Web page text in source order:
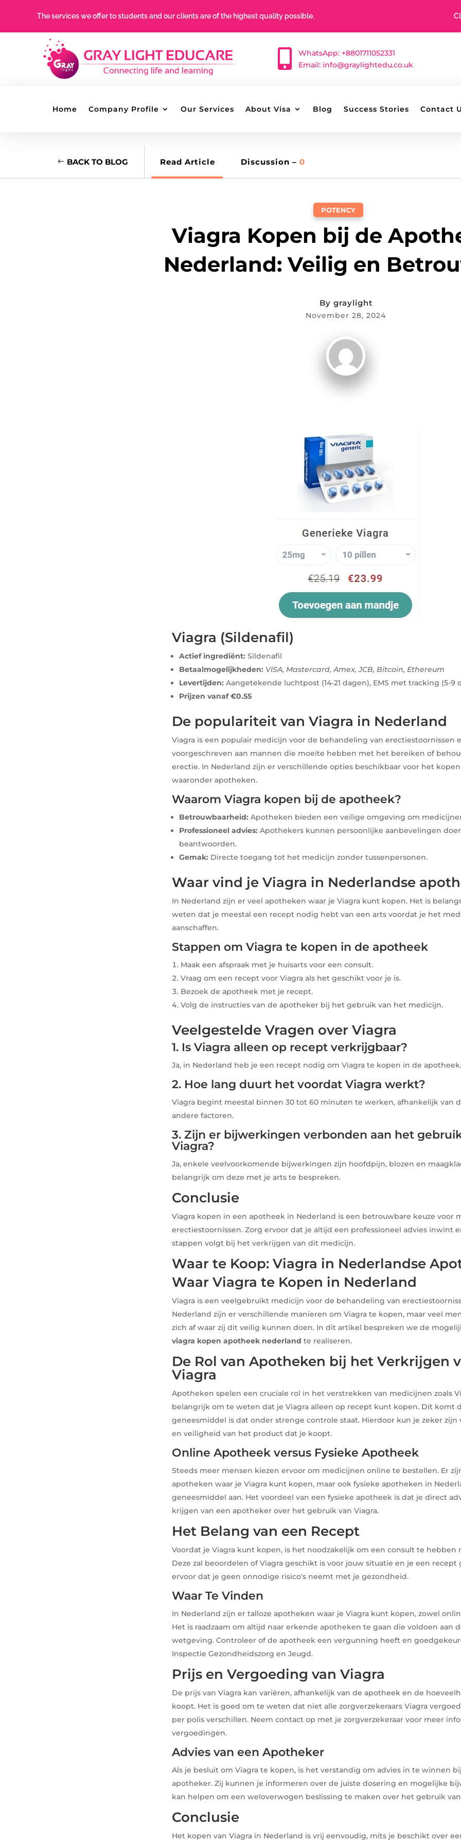
The services we offer to students and our clients are of the highest quality possible.

WhatsApp: +8801711052331
Email: info@graylightedu.co.uk
Home Company Profile Our Services About Visa Blog Success Stories Contact
BACK TO BLOG Read Article Discussion – 0
POTENCY
Viagra Kopen bij de
Nederland: Veilig en
By graylight
November 28, 2024
Viagra (Sildenafil​)
Actief ingrediënt:Sildenafil
Betaalmogelijkheden: VISA, Mastercard, Amex, JCB, Bitcoin, Ethereum
Levertijden:Aangetekende luchtpost (14-21 dagen), EMS met tracking (5-9
Prijzen vanaf €0.55
De populariteit van Viagra in Nederland
Viagra is een populair medicijn voor de behandeling van erectiestoornissen
voorgeschreven aan mannen die moeite hebben met het bereiken of
erectie. In Nederland zijn er verschillende opties beschikbaar voor het kopen
waaronder apotheken.
Waarom Viagra kopen bij de apotheek?
Betrouwbaarheid: Apotheken bieden een veilige omgeving om
Professioneel advies: Apothekers kunnen persoonlijke aanbevelingen
beantwoorden.
Gemak: Directe toegang tot het medicijn zonder tussenpersonen.
Waar vind je Viagra in Nederlandse
In Nederland zijn er veel apotheken waar je Viagra kunt kopen. Het is
weten dat je meestal een recept nodig hebt van een arts voordat je het
aanschaffen.
Stappen om Viagra te kopen in de apotheek
Maak een afspraak met je huisarts voor een consult.
Vraag om een recept voor Viagra als het geschikt voor je is.
Bezoek de apotheek met je recept.
Volg de instructies van de apotheker bij het gebruik van het medicijn.
Veelgestelde Vragen over Viagra
1. Is Viagra alleen op recept verkrijgbaar?
Ja, in Nederland heb je een recept nodig om Viagra te kopen in de apotheek.
2. Hoe lang duurt het voordat Viagra werkt?
Viagra begint meestal binnen 30 tot 60 minuten te werken, afhankelijk van
andere factoren.
3. Zijn er bijwerkingen verbonden aan het
Viagra?
Ja, enkele veelvoorkomende bijwerkingen zijn hoofdpijn, blozen en
belangrijk om deze met je arts te bespreken.
Conclusie
Viagra kopen in een apotheek in Nederland is een betrouwbare keuze voor
erectiestoornissen. Zorg ervoor dat je altijd een professioneel advies inwint
stappen volgt bij het verkrijgen van dit medicijn.
Waar te Koop: Viagra in Nederlandse
Waar Viagra te Kopen in Nederland
Viagra is een veelgebruikt medicijn voor de behandeling van
Nederland zijn er verschillende manieren om Viagra te kopen, maar veel
zich af waar zij dit veilig kunnen doen. In dit artikel bespreken we de
viagra kopen apotheek nederland te realiseren.
De Rol van Apotheken bij het Verkrijgen
Viagra
Apotheken spelen een cruciale rol in het verstrekken van medicijnen zoals
belangrijk om te weten dat je Viagra alleen op recept kunt kopen. Dit komt
geneesmiddel is dat onder strenge controle staat. Hierdoor kun je zeker zijn
en veiligheid van het product dat je koopt.
Online Apotheek versus Fysieke Apotheek
Steeds meer mensen kiezen ervoor om medicijnen online te bestellen. Er
apotheken waar je Viagra kunt kopen, maar ook fysieke apotheken in
geneesmiddel aan. Het voordeel van een fysieke apotheek is dat je direct
krijgen van een apotheker over het gebruik van Viagra.
Het Belang van een Recept
Voordat je Viagra kunt kopen, is het noodzakelijk om een consult te hebben
Deze zal beoordelen of Viagra geschikt is voor jouw situatie en je een recept
ervoor dat je geen onnodige risico's neemt met je gezondheid.
Waar Te Vinden
In Nederland zijn er talloze apotheken waar je Viagra kunt kopen, zowel
Het is raadzaam om altijd naar erkende apotheken te gaan die voldoen aan
wetgeving. Controleer of de apotheek een vergunning heeft en
Inspectie Gezondheidszorg en Jeugd.
Prijs en Vergoeding van Viagra
De prijs van Viagra kan variëren, afhankelijk van de apotheek en de
koopt. Het is goed om te weten dat niet alle zorgverzekeraars Viagra
per polis verschillen. Neem contact op met je zorgverzekeraar voor meer
vergoedingen.
Advies van een Apotheker
Als je besluit om Viagra te kopen, is het verstandig om advies in te winnen
apotheker. Zij kunnen je informeren over de juiste dosering en mogelijke
kan helpen om een weloverwogen beslissing te maken over het gebruik
Conclusie
Het kopen van Viagra in Nederland is vrij eenvoudig, mits je beschikt over